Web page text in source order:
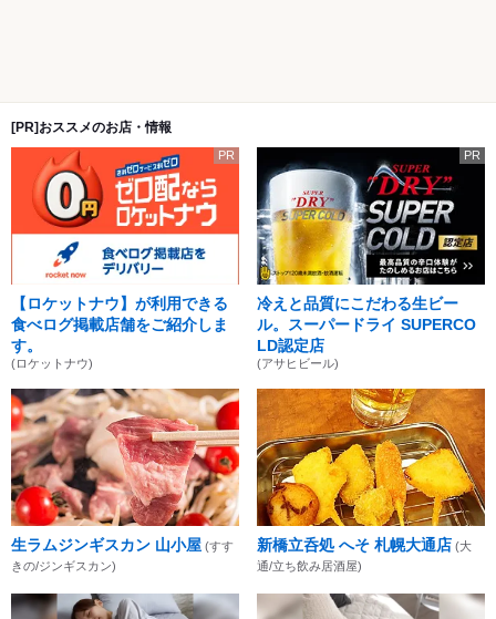
[PR]おススメのお店・情報
PR
【ロケットナウ】が利用できる
食べログ掲載店舗をご紹介しま
す。
(ロケットナウ)
PR
冷えと品質にこだわる生ビー
ル。スーパードライ SUPERCO
LD認定店
(アサヒビール)
生ラムジンギスカン 山小屋 (すす
きの/ジンギスカン)
新橋立呑処 へそ 札幌大通店 (大
通/立ち飲み居酒屋)